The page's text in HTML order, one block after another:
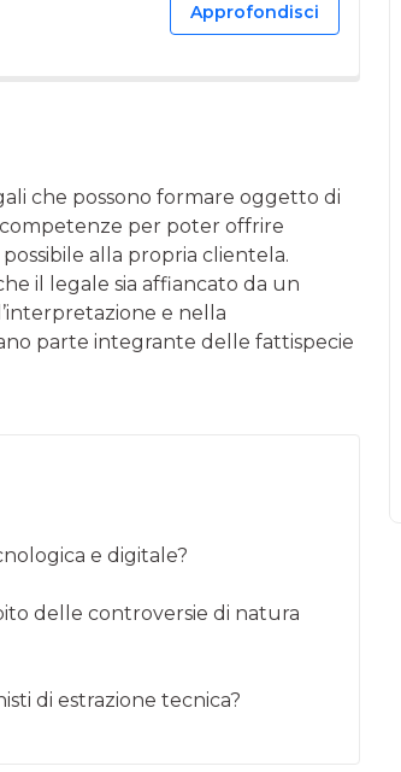
Approfondisci
che possono formare oggetto di
per poter offrire
alla propria clientela.
il legale sia affiancato da un
e nella
parte integrante delle fattispecie
e digitale?
delle controversie di natura
di estrazione tecnica?